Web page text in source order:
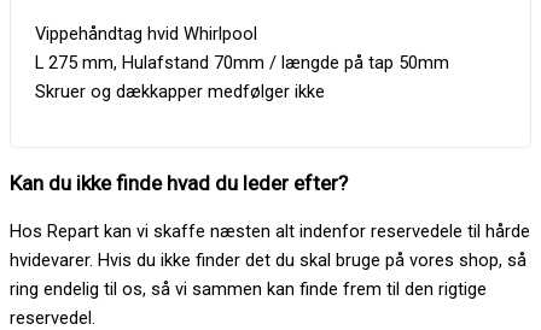
Vippehåndtag hvid Whirlpool
L 275 mm, Hulafstand 70mm / længde på tap 50mm
Skruer og dækkapper medfølger ikke
Kan du ikke finde hvad du leder efter?
Hos Repart kan vi skaffe næsten alt indenfor reservedele til hårde
hvidevarer. Hvis du ikke finder det du skal bruge på vores shop, så
ring endelig til os, så vi sammen kan finde frem til den rigtige
reservedel.